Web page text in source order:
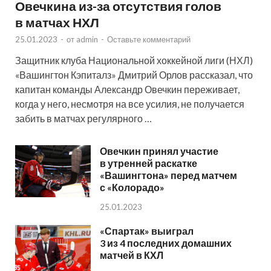
Овечкина из-за отсутствия голов
в матчах НХЛ
25.01.2023 - от admin - Оставьте комментарий
Защитник клуба Национальной хоккейной лиги (НХЛ)
«Вашингтон Кэпиталз» Дмитрий Орлов рассказал, что
капитан команды Александр Овечкин переживает,
когда у него, несмотря на все усилия, не получается
забить в матчах регулярного …
Овечкин принял участие
в утренней раскатке
«Вашингтона» перед матчем
с «Колорадо»
25.01.2023
«Спартак» выиграл
3 из 4 последних домашних
матчей в КХЛ